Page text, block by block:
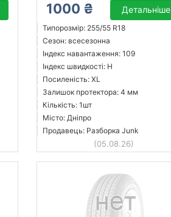
1000 ₴ Детальніше
Типорозмір: 255/55 R18
Сезон: всесезонна
Індекс навантаження: 109
Індекс швидкості: H
Посиленість: XL
Залишок протектора: 4 мм
Кількість: 1шт
Місто: Дніпро
Продавець: Разборка Junk
(05.08.26)